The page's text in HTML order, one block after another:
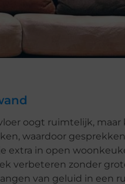
oogt ruimtelijk, maar
waardoor
extra in open
verbeteren zonder
van geluid in een